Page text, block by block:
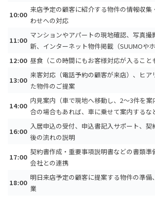
10:00
来店予定の顧客に紹介する物件の情報収集
わせへの対応
11:00
マンションやアパートの現地確認、写真撮
新、インターネット物件掲載（SUUMOやホ
12:00 昼食（この時間にもお客様対応が入ること
13:00
来客対応（電話予約の顧客が来店）、ヒア
た物件のご提案
14:00
内見案内（車で現地へ移動し、2〜3件を
合の場合もあれば、車に乗せて案内するな
16:00
入居申込の受付、申込書記入サポート、契
後の流れの説明
17:00
契約書作成・重要事項説明書などの書類
会社との連携
18:00
明日来店予定の顧客に提案する物件の準備
業